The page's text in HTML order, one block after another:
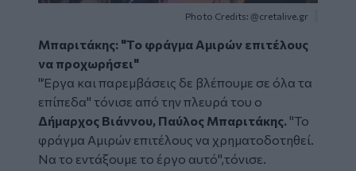
Photo Credits: @cretalive.gr
Μπαριτάκης: "Το φράγμα Αμιρών επιτέλους
να προχωρήσει"
"Έργα και παρεμβάσεις δε βλέπουμε σε όλα τα
επίπεδα" τόνισε από την πλευρά του ο
Δήμαρχος Βιάννου, Παύλος Μπαριτάκης. "Το
φράγμα Αμιρών επιτέλους να χρηματοδοτηθεί.
Να το εντάξουμε το έργο αυτό",τόνισε.